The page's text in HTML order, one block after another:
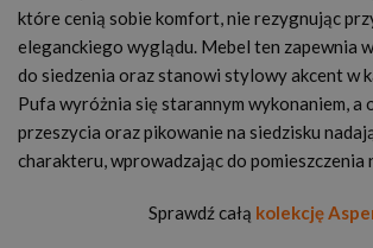
które cenią sobie komfort, nie rezygnując
eleganckiego wyglądu. Mebel ten zapewnia
do siedzenia oraz stanowi stylowy akcent w
Pufa wyróżnia się starannym wykonaniem, a
przeszycia oraz pikowanie na siedzisku
charakteru, wprowadzając do pomieszczenia
Sprawdź całą kolekcję